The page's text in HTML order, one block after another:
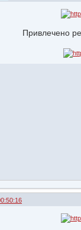
Привлечено